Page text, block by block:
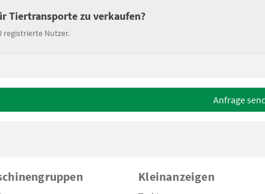
Tiertransporte zu verkaufen?
registrierte Nutzer.
Anfrage
Kleinanzeigen